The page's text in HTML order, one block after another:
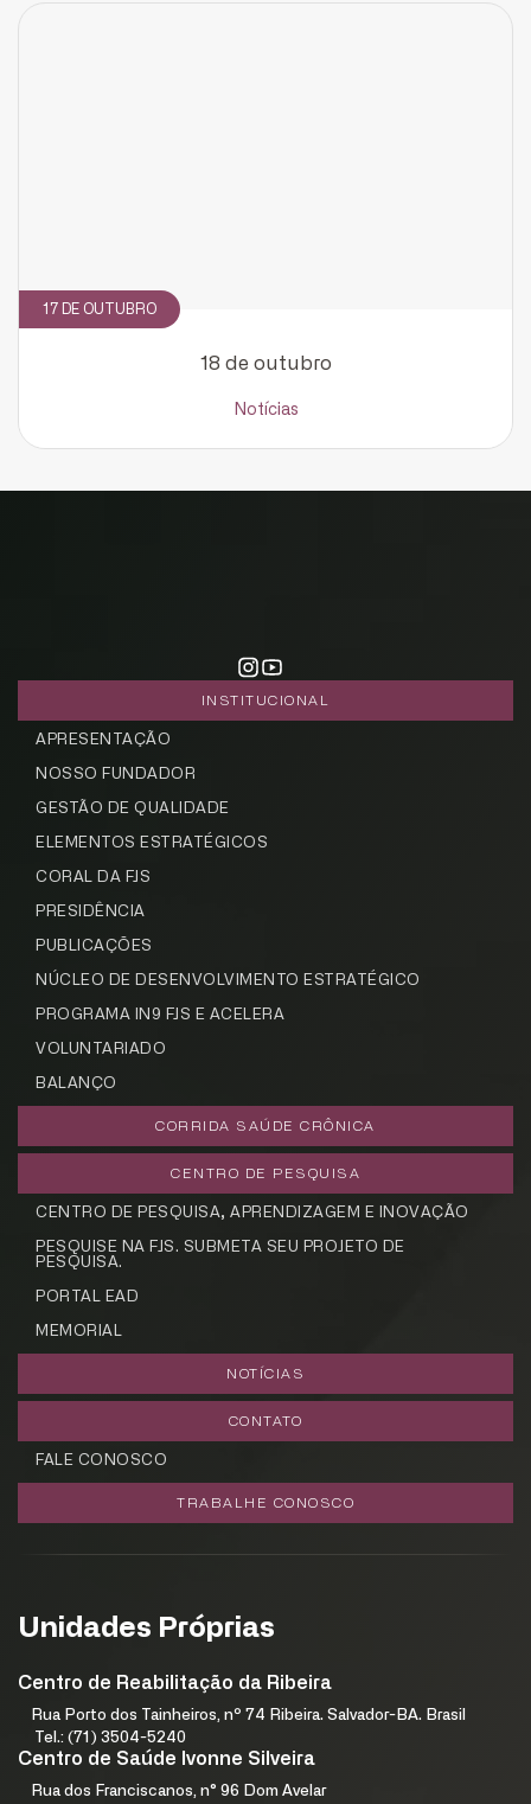
17 DE OUTUBRO
18 de outubro
Notícias
INSTITUCIONAL
APRESENTAÇÃO
NOSSO FUNDADOR
GESTÃO DE QUALIDADE
ELEMENTOS ESTRATÉGICOS
CORAL DA FJS
PRESIDÊNCIA
PUBLICAÇÕES
NÚCLEO DE DESENVOLVIMENTO ESTRATÉGICO
PROGRAMA IN9 FJS E ACELERA
VOLUNTARIADO
BALANÇO
CORRIDA SAÚDE CRÔNICA
CENTRO DE PESQUISA
CENTRO DE PESQUISA, APRENDIZAGEM E INOVAÇÃO
PESQUISE NA FJS. SUBMETA SEU PROJETO DE
PESQUISA.
PORTAL EAD
MEMORIAL
NOTÍCIAS
CONTATO
FALE CONOSCO
TRABALHE CONOSCO
Unidades Próprias
Centro de Reabilitação da Ribeira
Rua Porto dos Tainheiros, nº 74 Ribeira. Salvador-BA. Brasil
Tel.: (71) 3504-5240
Centro de Saúde Ivonne Silveira
Rua dos Franciscanos, n° 96 Dom Avelar